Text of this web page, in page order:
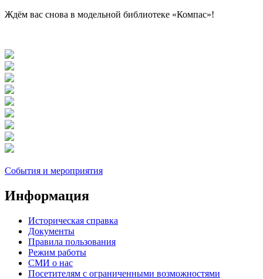
Ждём вас снова в модельной библиотеке «Компас»!
События и мероприятия
Информация
Историческая справка
Документы
Правила пользования
Режим работы
СМИ о нас
Посетителям с ограниченными возможностями